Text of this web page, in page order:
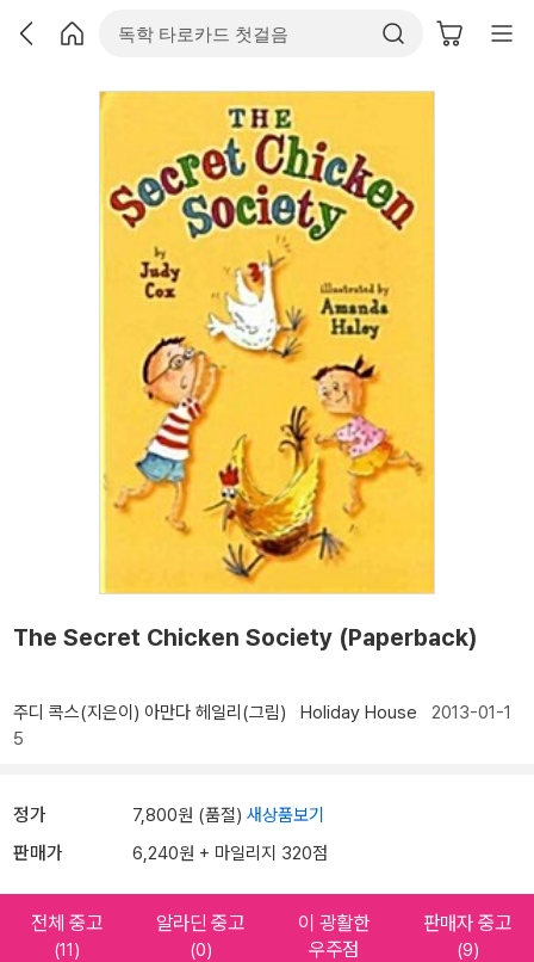
The Secret Chicken Society (Paperback)
주디 콕스(지은이) 아만다 헤일리(그림) Holiday House 2013-01-1
5
정가 7,800원 (품절) 새상품보기
판매가 6,240원 + 마일리지 320점
전체 중고
(11)
알라딘 중고
(0)
이 광활한
우주점
판매자 중고
(9)